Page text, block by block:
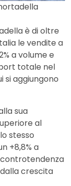
è di oltre
le vendite a
a volume e
totale nel
si aggiungono
sua
al
stesso
+8,8% a
crescita